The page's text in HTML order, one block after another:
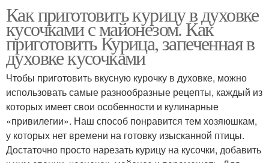
Как приготовить курицу в духовке
кусочками с майонезом. Как
приготовить Курица, запеченная в
духовке кусочками
Чтобы приготовить вкусную курочку в духовке, можно
использовать самые разнообразные рецепты, каждый из
которых имеет свои особенности и кулинарные
«привилегии». Наш способ понравится тем хозяюшкам,
у которых нет времени на готовку изысканной птицы.
Достаточно просто нарезать курицу на кусочки, добавить